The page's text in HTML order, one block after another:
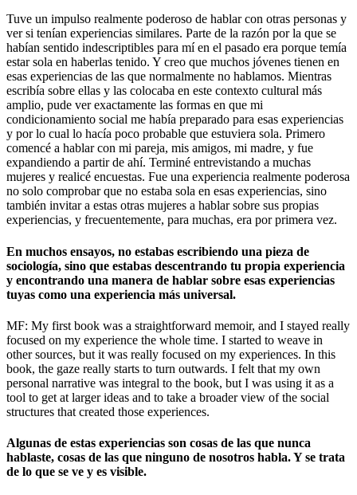
Tuve un impulso realmente poderoso de hablar con otras personas y
ver si tenían experiencias similares. Parte de la razón por la que se
habían sentido indescriptibles para mí en el pasado era porque temía
estar sola en haberlas tenido. Y creo que muchos jóvenes tienen en
esas experiencias de las que normalmente no hablamos. Mientras
escribía sobre ellas y las colocaba en este contexto cultural más
amplio, pude ver exactamente las formas en que mi
condicionamiento social me había preparado para esas experiencias
y por lo cual lo hacía poco probable que estuviera sola. Primero
comencé a hablar con mi pareja, mis amigos, mi madre, y fue
expandiendo a partir de ahí. Terminé entrevistando a muchas
mujeres y realicé encuestas. Fue una experiencia realmente poderosa
no solo comprobar que no estaba sola en esas experiencias, sino
también invitar a estas otras mujeres a hablar sobre sus propias
experiencias, y frecuentemente, para muchas, era por primera vez.
En muchos ensayos, no estabas escribiendo una pieza de
sociología, sino que estabas descentrando tu propia experiencia
y encontrando una manera de hablar sobre esas experiencias
tuyas como una experiencia más universal.
MF: My first book was a straightforward memoir, and I stayed really
focused on my experience the whole time. I started to weave in
other sources, but it was really focused on my experiences. In this
book, the gaze really starts to turn outwards. I felt that my own
personal narrative was integral to the book, but I was using it as a
tool to get at larger ideas and to take a broader view of the social
structures that created those experiences.
Algunas de estas experiencias son cosas de las que nunca
hablaste, cosas de las que ninguno de nosotros habla. Y se trata
de lo que se ve y es visible.